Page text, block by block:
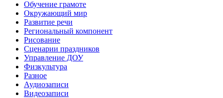
Обучение грамоте
Окружающий мир
Развитие речи
Региональный компонент
Рисование
Сценарии праздников
Управление ДОУ
Физкультура
Разное
Аудиозаписи
Видеозаписи